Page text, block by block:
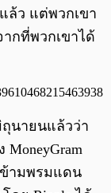
ล้ว แต่พวกเขา
กที่พวกเขาได้
ถุนายนแล้วว่า
ามพรมแดน